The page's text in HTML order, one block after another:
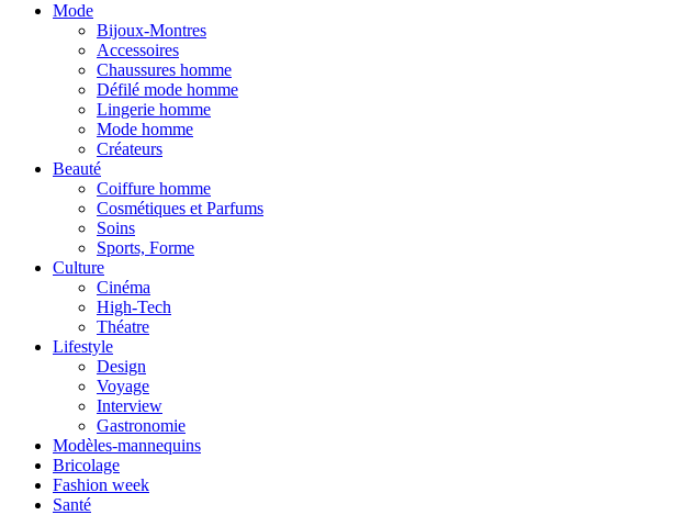
Mode
Bijoux-Montres
Accessoires
Chaussures homme
Défilé mode homme
Lingerie homme
Mode homme
Créateurs
Beauté
Coiffure homme
Cosmétiques et Parfums
Soins
Sports, Forme
Culture
Cinéma
High-Tech
Théatre
Lifestyle
Design
Voyage
Interview
Gastronomie
Modèles-mannequins
Bricolage
Fashion week
Santé